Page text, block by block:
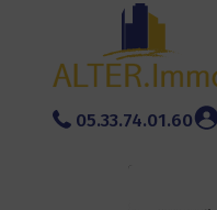
05.33.74.01.60